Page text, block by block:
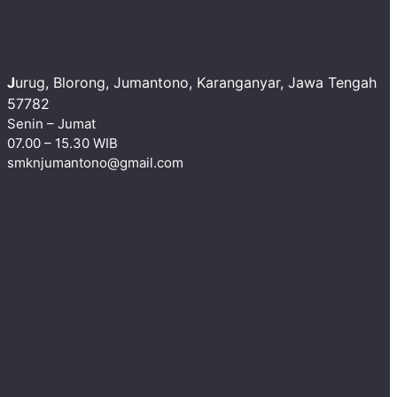
Jurug, Blorong, Jumantono, Karanganyar, Jawa Tengah
57782 ​
Senin – Jumat
07.00 – 15.30 WIB
smknjumantono@gmail.com